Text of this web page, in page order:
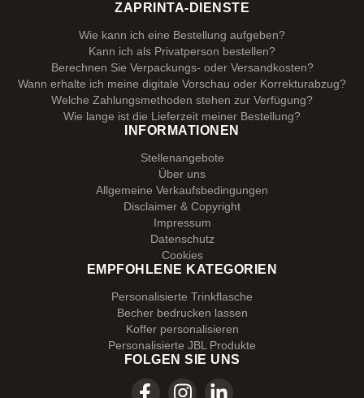
ZAPRINTA-DIENSTE
Wie kann ich eine Bestellung aufgeben?
Kann ich als Privatperson bestellen?
Berechnen Sie Verpackungs- oder Versandkosten?
Wann erhalte ich meine digitale Vorschau oder Korrekturabzug?
Welche Zahlungsmethoden stehen zur Verfügung?
Wie lange ist die Lieferzeit meiner Bestellung?
INFORMATIONEN
Stellenangebote
Über uns
Allgemeine Verkaufsbedingungen
Disclaimer & Copyright
Impressum
Datenschutz
Cookies
EMPFOHLENE KATEGORIEN
Personalisierte Trinkflasche
Becher bedrucken lassen
Koffer personalisieren
Personalisierte JBL Produkte
FOLGEN SIE UNS